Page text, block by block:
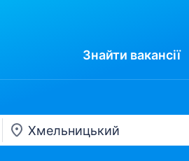
Знайти вакансії